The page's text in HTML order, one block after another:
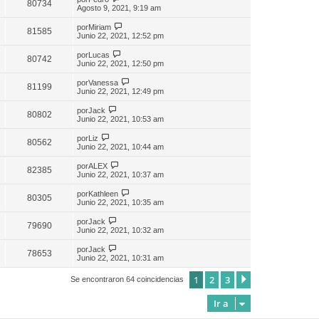
80734
Agosto 9, 2021, 9:19 am
81585 porMiriam
Junio 22, 2021, 12:52 pm
80742 porLucas
Junio 22, 2021, 12:50 pm
81199 porVanessa
Junio 22, 2021, 12:49 pm
80802 porJack
Junio 22, 2021, 10:53 am
80562 porLiz
Junio 22, 2021, 10:44 am
82385 porALEX
Junio 22, 2021, 10:37 am
80305 porKathleen
Junio 22, 2021, 10:35 am
79690 porJack
Junio 22, 2021, 10:32 am
78653 porJack
Junio 22, 2021, 10:31 am
Se encontraron 64 coincidencias 1 2 3
Ir a